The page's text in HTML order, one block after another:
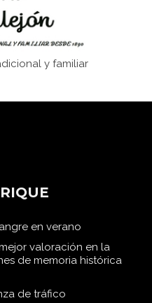
y familiar
en verano
valoración en la
de memoria histórica
de tráfico